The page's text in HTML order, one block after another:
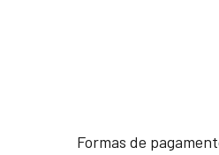
Formas de